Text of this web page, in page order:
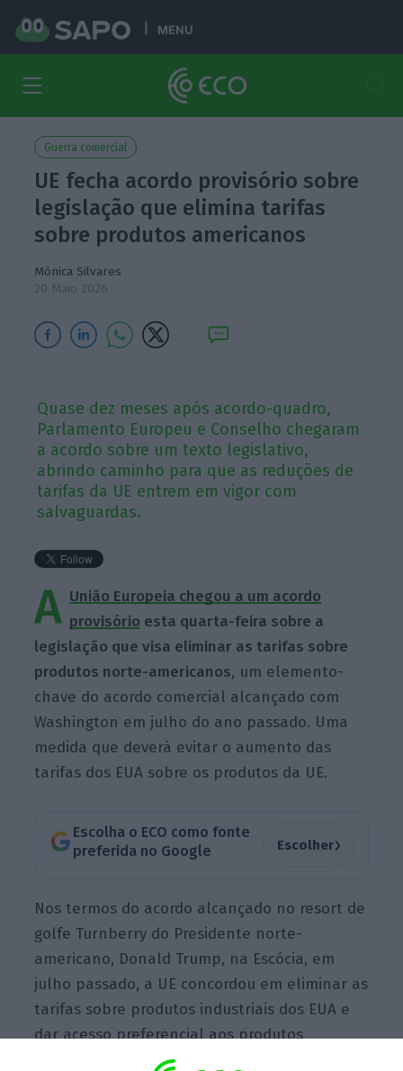
MENU
Guerra comercial
UE fecha acordo provisório sobre
legislação que elimina tarifas
sobre produtos americanos
Mónica Silvares
20 Maio 2026
Quase dez meses após acordo-quadro,
Parlamento Europeu e Conselho chegaram
a acordo sobre um texto legislativo,
abrindo caminho para que as reduções de
tarifas da UE entrem em vigor com
salvaguardas.
A União Europeia chegou a um acordo
provisório esta quarta-feira sobre a
legislação que visa eliminar as tarifas sobre
produtos norte-americanos, um elemento-
chave do acordo comercial alcançado com
Washington em julho do ano passado. Uma
medida que deverá evitar o aumento das
tarifas dos EUA sobre os produtos da UE.
Escolha o ECO como fonte
preferida no Google
Escolher›
Nos termos do acordo alcançado no resort de
golfe Turnberry do Presidente norte-
americano, Donald Trump, na Escócia, em
julho passado, a UE concordou em eliminar as
tarifas sobre produtos industriais dos EUA e
dar acesso preferencial aos produtos
agrícolas e de mar norte-americanos. Em